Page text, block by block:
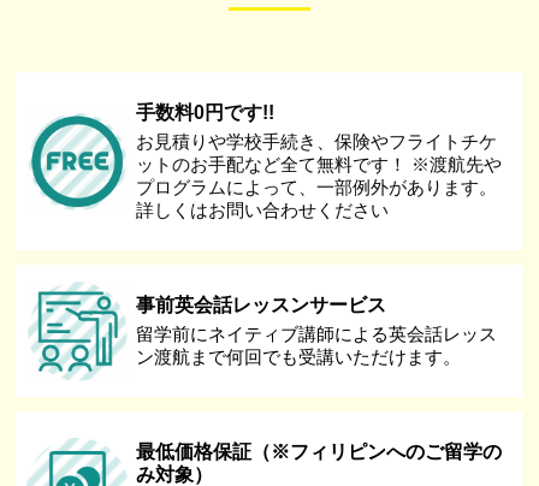
手数料0円です!!
お見積りや学校手続き、保険やフライトチケ
ットのお手配など全て無料です！ ※渡航先や
プログラムによって、一部例外があります。
詳しくはお問い合わせください
事前英会話レッスンサービス
留学前にネイティブ講師による英会話レッス
ン渡航まで何回でも受講いただけます。
最低価格保証（※フィリピンへのご留学の
み対象）